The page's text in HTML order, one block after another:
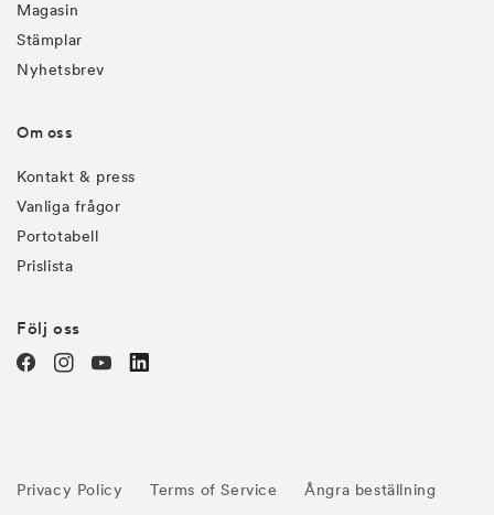
Magasin
Stämplar
Nyhetsbrev
Om oss
Kontakt & press
Vanliga frågor
Portotabell
Prislista
Följ oss
FacebookInstagramYouTubelinkedin
Privacy Policy Terms of Service Ångra beställning